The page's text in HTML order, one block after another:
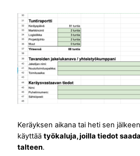
Keräyksen aikana tai heti sen
käyttää työkaluja, joilla tiedot
talteen.